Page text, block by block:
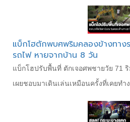
แบ็กโฮตักพบศพริมคลองข้างทาง
รถไฟ หายจากบ้าน 8 วัน
แบ็กโฮปรับพื้นที่ ตักเจอศพชายวัย 71
เผยชอบมาเดินเล่นเหมือนครั้งที่เคยท